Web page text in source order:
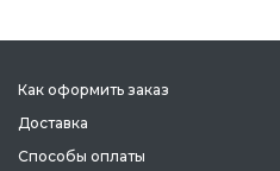
Как оформить заказ
Доставка
Способы оплаты